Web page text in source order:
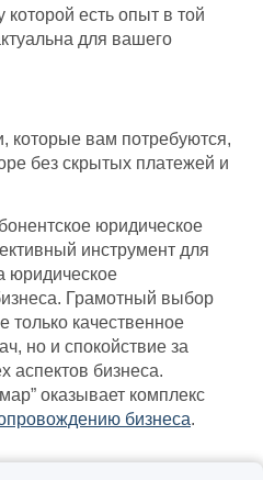
есть опыт в той
для вашего
которые вам потребуются,
без скрытых платежей и
юридическое
инструмент для
юридическое
Грамотный выбор
только качественное
но и спокойствие за
аспектов бизнеса.
оказывает комплекс
бизнеса.